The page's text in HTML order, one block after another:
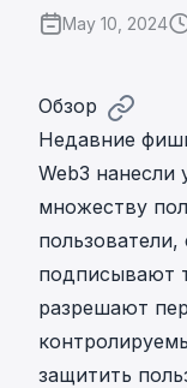
May 10, 2024
Обзор
Недавние
Web3
множеству
подписывают
разрешают
защитить